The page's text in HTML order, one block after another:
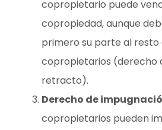
copropietario puede
copropiedad, aunque
primero su parte al resto
copropietarios (derecho
retracto).
Derecho de
copropietarios pueden